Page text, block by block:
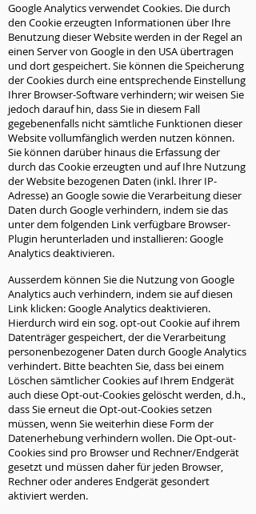
Google Analytics verwendet Cookies. Die durch
den Cookie erzeugten Informationen über Ihre
Benutzung dieser Website werden in der Regel an
einen Server von Google in den USA übertragen
und dort gespeichert. Sie können die Speicherung
der Cookies durch eine entsprechende Einstellung
Ihrer Browser-Software verhindern; wir weisen Sie
jedoch darauf hin, dass Sie in diesem Fall
gegebenenfalls nicht sämtliche Funktionen dieser
Website vollumfänglich werden nutzen können.
Sie können darüber hinaus die Erfassung der
durch das Cookie erzeugten und auf Ihre Nutzung
der Website bezogenen Daten (inkl. Ihrer IP-
Adresse) an Google sowie die Verarbeitung dieser
Daten durch Google verhindern, indem sie das
unter dem folgenden Link verfügbare Browser-
Plugin herunterladen und installieren: Google
Analytics deaktivieren.
Ausserdem können Sie die Nutzung von Google
Analytics auch verhindern, indem sie auf diesen
Link klicken: Google Analytics deaktivieren.
Hierdurch wird ein sog. opt-out Cookie auf ihrem
Datenträger gespeichert, der die Verarbeitung
personenbezogener Daten durch Google Analytics
verhindert. Bitte beachten Sie, dass bei einem
Löschen sämtlicher Cookies auf Ihrem Endgerät
auch diese Opt-out-Cookies gelöscht werden, d.h.,
dass Sie erneut die Opt-out-Cookies setzen
müssen, wenn Sie weiterhin diese Form der
Datenerhebung verhindern wollen. Die Opt-out-
Cookies sind pro Browser und Rechner/Endgerät
gesetzt und müssen daher für jeden Browser,
Rechner oder anderes Endgerät gesondert
aktiviert werden.